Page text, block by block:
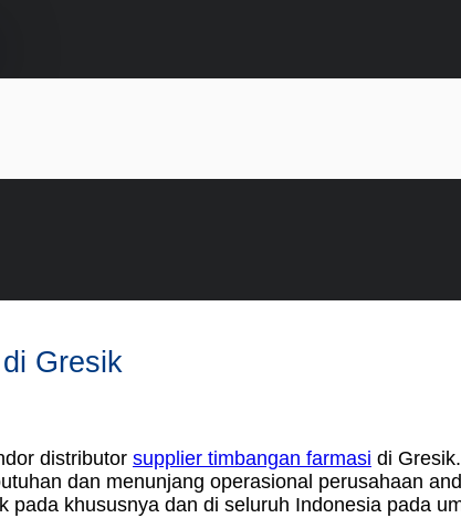
Gresik
distributor supplier timbangan farmasi di
dan menunjang operasional perusahaan
pada khususnya dan di seluruh Indonesia pada